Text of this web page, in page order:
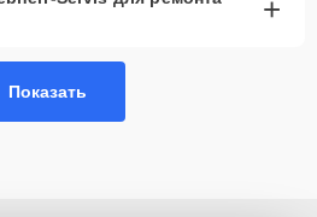
+
Показать